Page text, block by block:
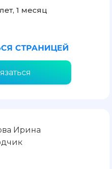
1 месяц
СТРАНИЦЕЙ
Ирина